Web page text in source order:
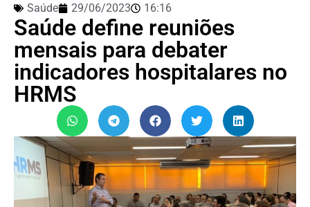
Saúde 29/06/2023 16:16
Saúde define reuniões
mensais para debater
indicadores hospitalares no
HRMS